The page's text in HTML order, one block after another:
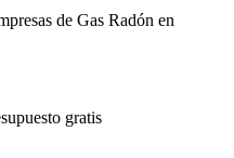
de Gas Radón en
gratis